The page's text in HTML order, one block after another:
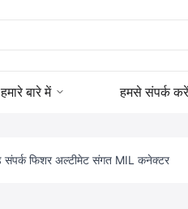
हमारे बारे में हमसे संपर्क करें
संपर्क फिशर अल्टीमेट संगत MIL कनेक्टर